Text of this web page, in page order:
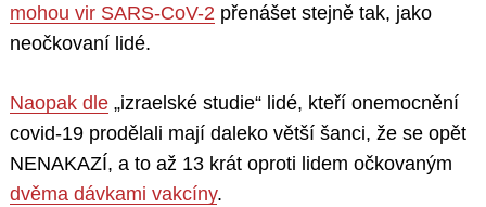
mohou vir SARS-CoV-2 přenášet stejně tak, jako
neočkovaní lidé.
Naopak dle „izraelské studie“ lidé, kteří onemocnění
covid-19 prodělali mají daleko větší šanci, že se opět
NENAKAZÍ, a to až 13 krát oproti lidem očkovaným
dvěma dávkami vakcíny.